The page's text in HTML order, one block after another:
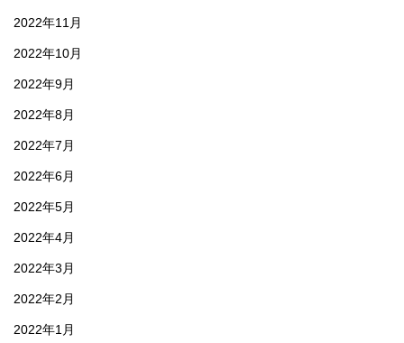
2022年11月
2022年10月
2022年9月
2022年8月
2022年7月
2022年6月
2022年5月
2022年4月
2022年3月
2022年2月
2022年1月